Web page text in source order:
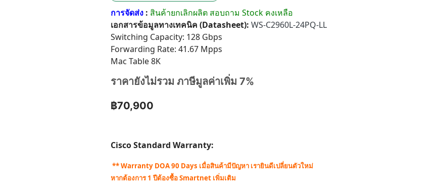
การจัดส่ง : สินค้ายกเลิกผลิต สอบถาม Stock คงเหลือ
เอกสารข้อมูลทางเทคนิค (Datasheet): WS-C2960L-24PQ-LL
Switching Capacity: 128 Gbps
Forwarding Rate: 41.67 Mpps
Mac Table 8K
ราคายังไม่รวม ภาษีมูลค่าเพิ่ม 7%
฿70,900
Cisco Standard Warranty:
** Warranty DOA 90 Days เมื่อสินค้ามีปัญหา เรายินดีเปลี่ยนตัวใหม่
หากต้องการ 1 ปีต้องซื้อ Smartnet เพิ่มเติม